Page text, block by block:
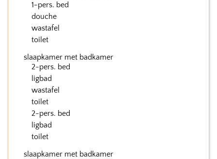
1-pers. bed
douche
wastafel
toilet
slaapkamer met badkamer
2-pers. bed
ligbad
wastafel
toilet
2-pers. bed
ligbad
toilet
slaapkamer met badkamer